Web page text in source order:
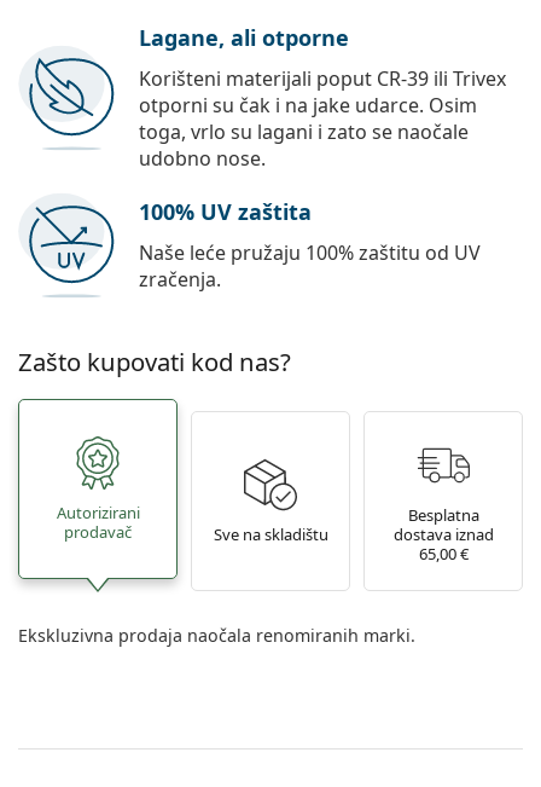
Lagane, ali otporne
Korišteni materijali poput CR-39 ili Trivex
otporni su čak i na jake udarce. Osim
toga, vrlo su lagani i zato se naočale
udobno nose.
100% UV zaštita
Naše leće pružaju 100% zaštitu od UV
zračenja.
Zašto kupovati kod nas?
Autorizirani
prodavač
Sve na skladištu
Besplatna
dostava iznad
65,00 €
Ekskluzivna prodaja naočala renomiranih marki.